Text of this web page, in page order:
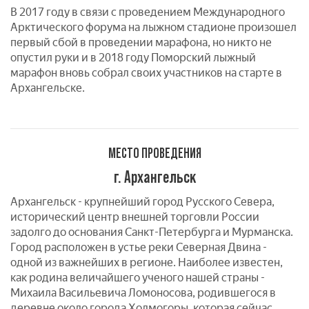
В 2017 году в связи с проведением Международного
Арктического форума на лыжном стадионе произошел
первый сбой в проведении марафона, но никто не
опустил руки и в 2018 году Поморский лыжный
марафон вновь собрал своих участников на старте в
Архангельске.
МЕСТО ПРОВЕДЕНИЯ
г. Архангельск
Архангельск - крупнейший город Русского Севера,
исторический центр внешней торговли России
задолго до основания Санкт-Петербурга и Мурманска.
Город расположен в устье реки Северная Двина -
одной из важнейших в регионе. Наиболее известен,
как родина величайшего ученого нашей страны -
Михаила Васильевича Ломоносова, родившегося в